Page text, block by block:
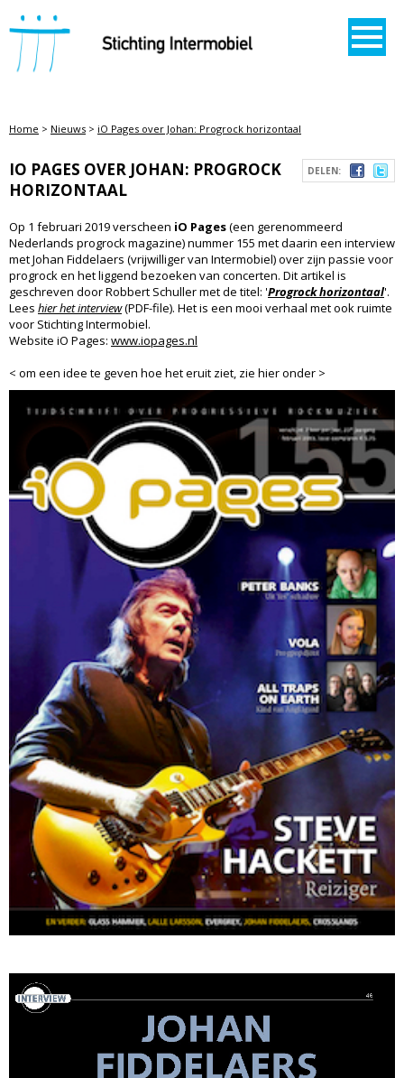
STICHTING INTERMOBIEL
Home > Nieuws > iO Pages over Johan: Progrock horizontaal
DELEN:
IO PAGES OVER JOHAN: PROGROCK
HORIZONTAAL
Op 1 februari 2019 verscheen iO Pages(een gerenommeerd
Nederlands progrock magazine) nummer 155 met daarin een interview
met Johan Fiddelaers (vrijwilliger van Intermobiel) over zijn passie voor
progrock en het liggend bezoeken van concerten. Dit artikel is
geschreven door Robbert Schuller met de titel: 'Progrock horizontaal'.
Lees hier het interview(PDF-file). Het is een mooi verhaal met ook ruimte
voor Stichting Intermobiel.
Website iO Pages: www.iopages.nl
< om een idee te geven hoe het eruit ziet, zie hier onder >